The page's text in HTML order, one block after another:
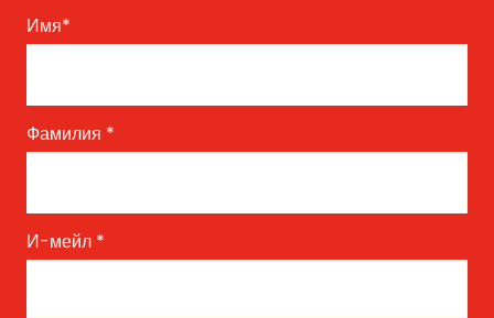
Имя*
Фамилия *
И-мейл *